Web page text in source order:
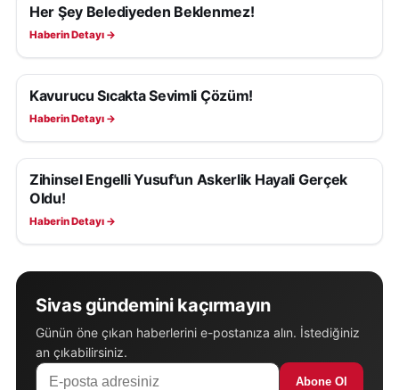
YAŞAM
Her Şey Belediyeden Beklenmez!
Haberin Detayı →
YAŞAM
Kavurucu Sıcakta Sevimli Çözüm!
Haberin Detayı →
YAŞAM
Zihinsel Engelli Yusuf'un Askerlik Hayali Gerçek
Oldu!
Haberin Detayı →
Sivas gündemini kaçırmayın
Günün öne çıkan haberlerini e-postanıza alın. İstediğiniz
an çıkabilirsiniz.
Abone Ol